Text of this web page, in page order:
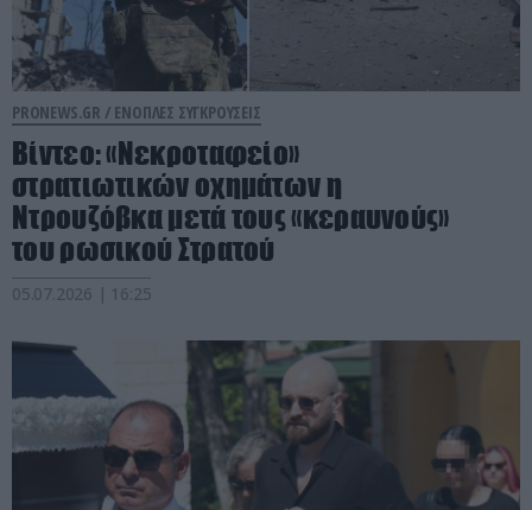
PRONEWS.GR / ΕΝΟΠΛΕΣ ΣΥΓΚΡΟΥΣΕΙΣ
Βίντεο: «Νεκροταφείο»
στρατιωτικών οχημάτων η
Ντρουζόβκα μετά τους «κεραυνούς»
του ρωσικού Στρατού
05.07.2026 | 16:25